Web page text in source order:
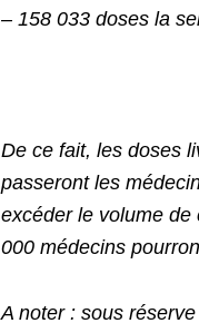
– 158 033 doses la
De ce fait, les doses
passeront les
excéder le volume de
000 médecins
A noter : sous